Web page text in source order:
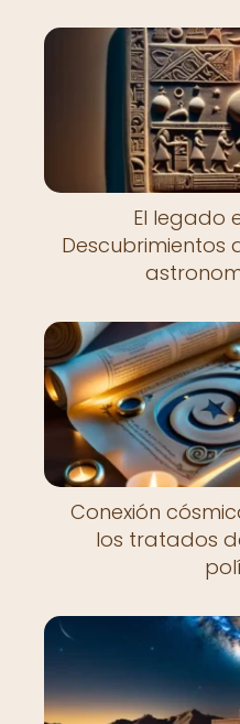
El legado
Descubrimientos
Conexión
los tratados